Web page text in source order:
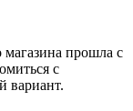
прошла с
с
вариант.